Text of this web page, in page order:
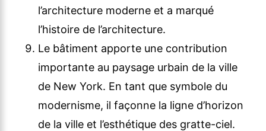
l’architecture moderne et a marqué
l’histoire de l’architecture.
Le bâtiment apporte une contribution
importante au paysage urbain de la ville
de New York. En tant que symbole du
modernisme, il façonne la ligne d’horizon
de la ville et l’esthétique des gratte-ciel.